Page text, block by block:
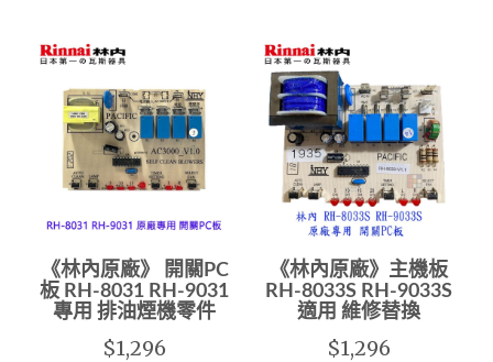
《林內原廠》 開關PC
板 RH-8031 RH-9031
專用 排油煙機零件
$1,296
《林內原廠》主機板
RH-8033S RH-9033S
適用 維修替換
$1,296